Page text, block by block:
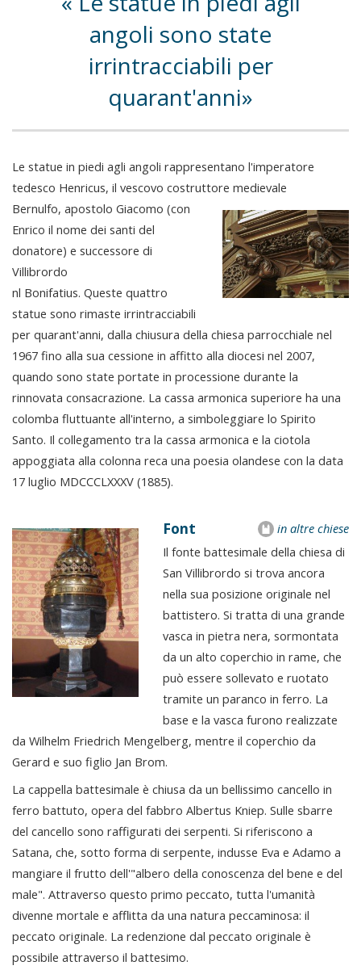
angoli sono state
irrintracciabili per
quarant'anni
Le statue in piedi agli angoli rappresentano l'imperatore
tedesco Henricus, il vescovo costruttore medievale
Bernulfo, apostolo Giacomo (con
Enrico il nome dei santi del
donatore) e successore di
Villibrordo
nl Bonifatius. Queste quattro
statue sono rimaste irrintracciabili
per quarant'anni, dalla chiusura della chiesa parrocchiale nel
1967 fino alla sua cessione in affitto alla diocesi nel 2007,
quando sono state portate in processione durante la
rinnovata consacrazione. La cassa armonica superiore ha una
colomba fluttuante all'interno, a simboleggiare lo Spirito
Santo. Il collegamento tra la cassa armonica e la ciotola
appoggiata alla colonna reca una poesia olandese con la data
17 luglio MDCCCLXXXV (1885).
in altre chiese
Font
Il fonte battesimale della chiesa di
San Villibrordo si trova ancora
nella sua posizione originale nel
battistero. Si tratta di una grande
vasca in pietra nera, sormontata
da un alto coperchio in rame, che
può essere sollevato e ruotato
tramite un paranco in ferro. La
base e la vasca furono realizzate
da Wilhelm Friedrich Mengelberg, mentre il coperchio da
Gerard e suo figlio Jan Brom.
La cappella battesimale è chiusa da un bellissimo cancello in
ferro battuto, opera del fabbro Albertus Kniep. Sulle sbarre
del cancello sono raffigurati dei serpenti. Si riferiscono a
Satana, che, sotto forma di serpente, indusse Eva e Adamo a
mangiare il frutto dell'"albero della conoscenza del bene e del
male". Attraverso questo primo peccato, tutta l'umanità
divenne mortale e afflitta da una natura peccaminosa: il
peccato originale. La redenzione dal peccato originale è
possibile attraverso il battesimo.